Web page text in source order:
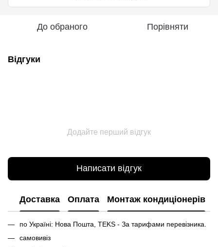
До обраного Порівняти
Відгуки
Додайте перший відгук
Написати відгук
Доставка Оплата Монтаж кондиціонерів
по Україні: Нова Пошта, TEKS - За тарифами перевізника.
самовивіз